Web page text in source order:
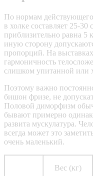
По нормам
в холке составляет 25-
приблизительно равна 5
иную сторону
пропорций. На
гармоничность
слишком упитанной или
Поэтому важно
бишон фризе, не
Половой диморфизм
бывают примерно
развита мускулатура.
всегда может это
очень маленький.
Вес (кг)